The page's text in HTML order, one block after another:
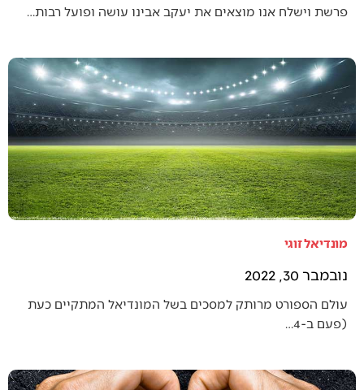
פרשת וישלח אנו מוצאים את יעקב אבינו עושה ופועל רבות…
מונדיאל זוגי
נובמבר 30, 2022
עולם הספורט מרותק למסכים בשל המונדיאל המתקיים כעת
(פעם ב-4…